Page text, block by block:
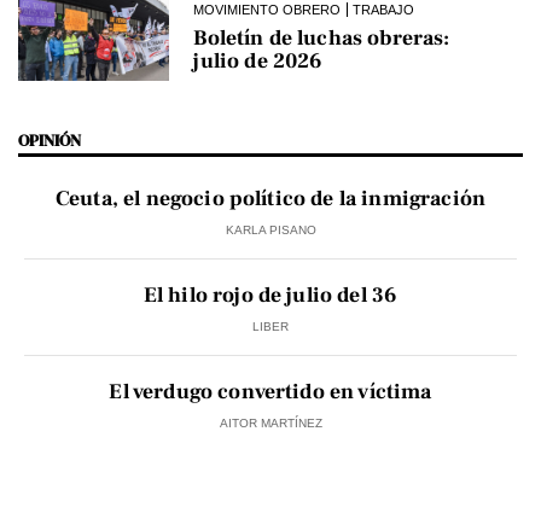
MOVIMIENTO OBRERO TRABAJO
Boletín de luchas obreras:
julio de 2026
OPINIÓN
Ceuta, el negocio político de la inmigración
KARLA PISANO
El hilo rojo de julio del 36
LIBER
El verdugo convertido en víctima
AITOR MARTÍNEZ